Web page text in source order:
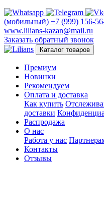
(мобильный) +7 (999) 156-
www.lilians-kazan@mail.ru
Заказать обратный звонок
Каталог товаров
Премиум
Новинки
Рекомендуем
Оплата и доставка
Как купить
доставки
Распродажа
О нас
Работа у нас
Контакты
Отзывы